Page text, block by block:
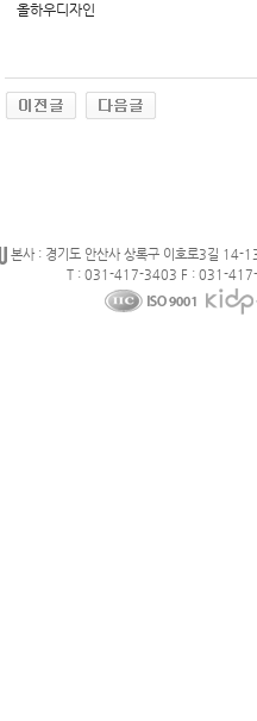
올하우디자인
본사 : 경기도 안산사 상록구 이호로3길 14-
T : 031-417-3403 F : 031-